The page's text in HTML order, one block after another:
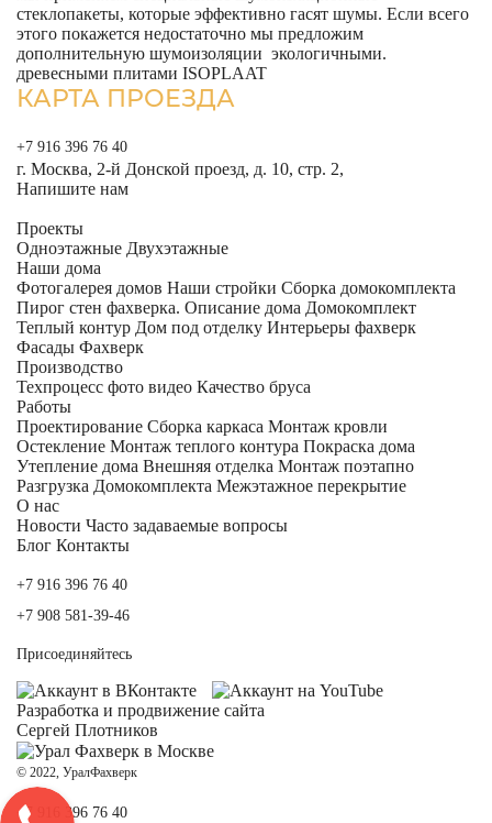
стеклопакеты, которые эффективно гасят шумы. Если всего
этого покажется недостаточно мы предложим
дополнительную шумоизоляции экологичными.
древесными плитами ISOPLAAT
КАРТА ПРОЕЗДА
+7 916 396 76 40
г. Москва, 2-й Донской проезд, д. 10, стр. 2,
Напишите нам
Проекты
Одноэтажные Двухэтажные
Наши дома
Фотогалерея домов Наши стройки Сборка домокомплекта
Пирог стен фахверка. Описание дома Домокомплект
Теплый контур Дом под отделку Интерьеры фахверк
Фасады Фахверк
Производство
Техпроцесс фото видео Качество бруса
Работы
Проектирование Сборка каркаса Монтаж кровли
Остекление Монтаж теплого контура Покраска дома
Утепление дома Внешняя отделка Монтаж поэтапно
Разгрузка Домокомплекта Межэтажное перекрытие
О нас
Новости Часто задаваемые вопросы
Блог Контакты
+7 916 396 76 40
+7 908 581-39-46
Присоединяйтесь
Разработка и продвижение сайта
Сергей Плотников
© 2022, УралФахверк
+7 916 396 76 40